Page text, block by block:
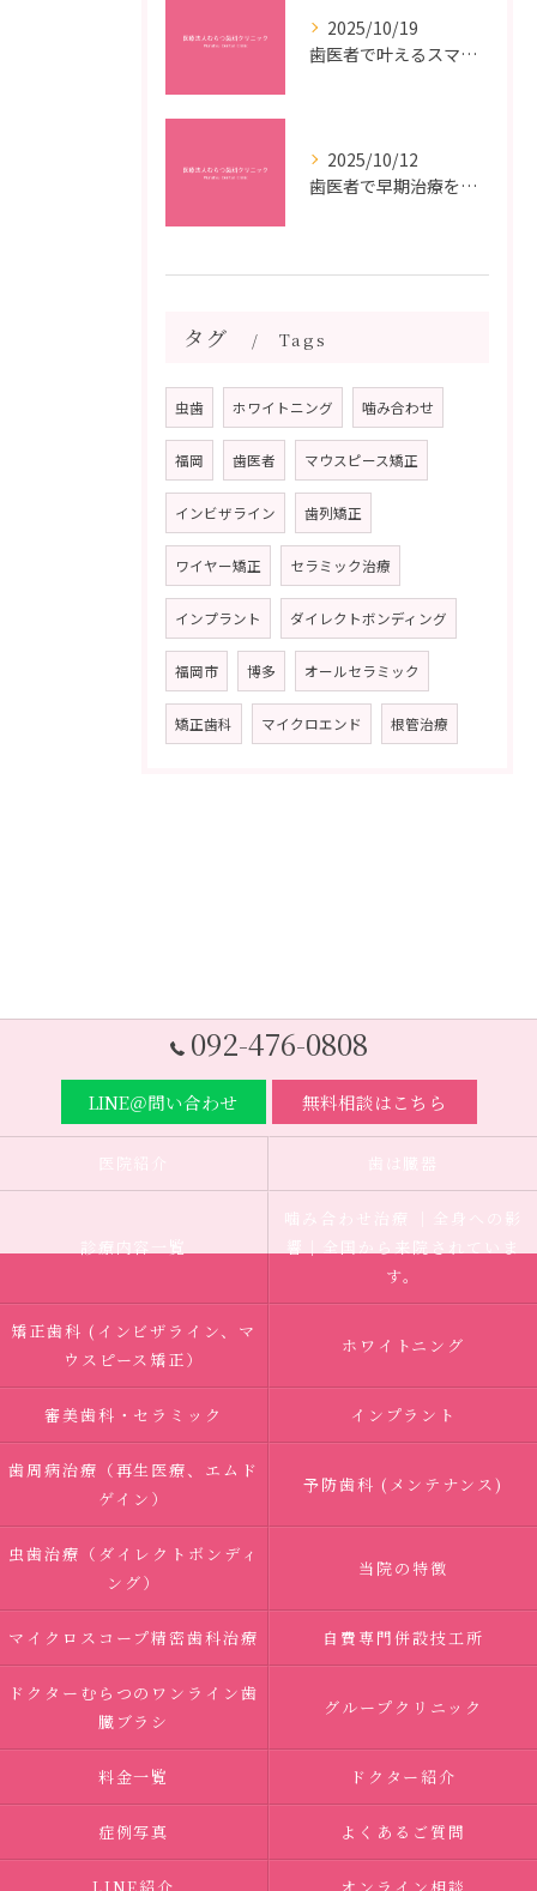
2025/10/19
歯医者で叶えるスマイルメイクオーバーなら福岡県福岡市博多区博多駅前の最新矯正治療解説
2025/10/12
歯医者で早期治療を受けるメリットと虫歯悪化を防ぐ最短ステップ
タグ Tags
虫歯 ホワイトニング 噛み合わせ
福岡 歯医者 マウスピース矯正
インビザライン 歯列矯正
ワイヤー矯正 セラミック治療
インプラント ダイレクトボンディング
福岡市 博多 オールセラミック
矯正歯科 マイクロエンド 根管治療
092-476-0808
LINE＠問い合わせ 無料相談はこちら
医院紹介 歯は臓器
診療内容一覧
噛み合わせ治療 ｜全身への影
響｜全国から来院されていま
す。
矯正歯科 (インビザライン、マ
ウスピース矯正）
ホワイトニング
審美歯科・セラミック インプラント
歯周病治療（再生医療、エムド
ゲイン）
予防歯科 (メンテナンス)
虫歯治療（ダイレクトボンディ
ング）
当院の特徴
マイクロスコープ精密歯科治療 自費専門併設技工所
ドクターむらつのワンライン歯
臓ブラシ
グループクリニック
料金一覧 ドクター紹介
症例写真 よくあるご質問